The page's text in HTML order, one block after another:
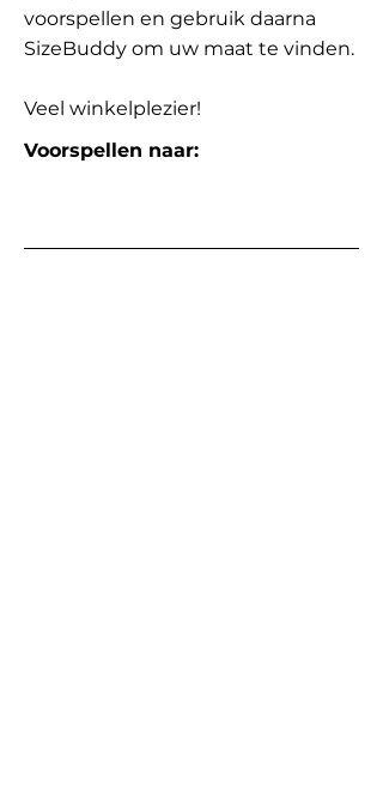
voorspellen en gebruik daarna
SizeBuddy om uw maat te vinden.
Veel winkelplezier!
Voorspellen naar: